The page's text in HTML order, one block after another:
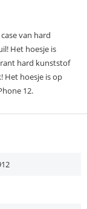
van hard
Het hoesje is
hard kunststof
Het hoesje is op
12.